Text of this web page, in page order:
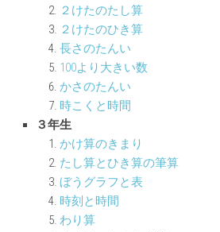
２けたのたし算
２けたのひき算
長さのたんい
100より大きい数
かさのたんい
時こくと時間
３年生
かけ算のきまり
たし算とひき算の筆算
ぼうグラフと表
時刻と時間
わり算